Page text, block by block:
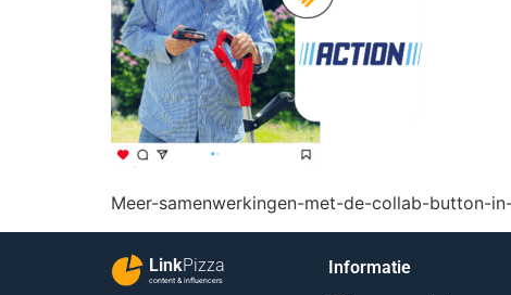
Meer-samenwerkingen-met-de-collab-button-
LinkPizza
content & influencers
Informatie